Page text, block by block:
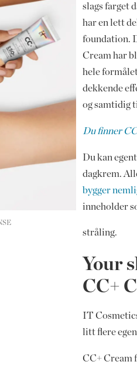
slags farget
har en lett
foundation.
Cream har
hele
dekkende
og samtidig
Du finner
Du kan
dagkrem.
bygger
inneholder
stråling.
Your
CC+
IT
litt flere
CC+ Cream